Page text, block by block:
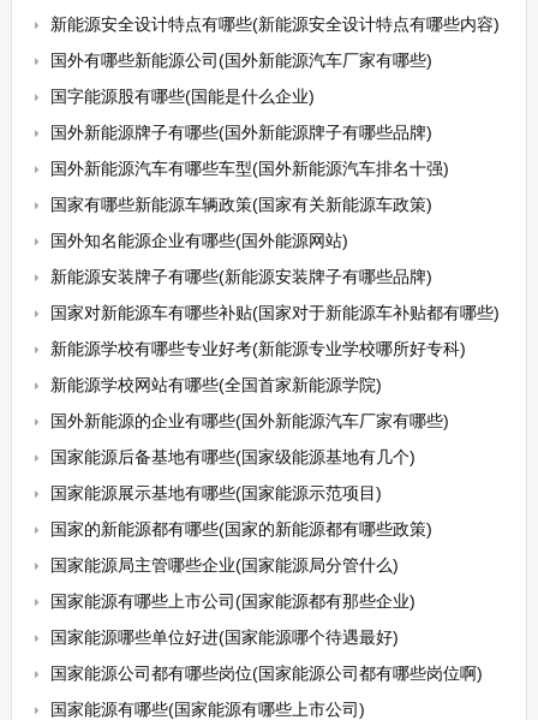
新能源安全设计特点有哪些(新能源安全设计特点有哪些内容)
国外有哪些新能源公司(国外新能源汽车厂家有哪些)
国字能源股有哪些(国能是什么企业)
国外新能源牌子有哪些(国外新能源牌子有哪些品牌)
国外新能源汽车有哪些车型(国外新能源汽车排名十强)
国家有哪些新能源车辆政策(国家有关新能源车政策)
国外知名能源企业有哪些(国外能源网站)
新能源安装牌子有哪些(新能源安装牌子有哪些品牌)
国家对新能源车有哪些补贴(国家对于新能源车补贴都有哪些)
新能源学校有哪些专业好考(新能源专业学校哪所好专科)
新能源学校网站有哪些(全国首家新能源学院)
国外新能源的企业有哪些(国外新能源汽车厂家有哪些)
国家能源后备基地有哪些(国家级能源基地有几个)
国家能源展示基地有哪些(国家能源示范项目)
国家的新能源都有哪些(国家的新能源都有哪些政策)
国家能源局主管哪些企业(国家能源局分管什么)
国家能源有哪些上市公司(国家能源都有那些企业)
国家能源哪些单位好进(国家能源哪个待遇最好)
国家能源公司都有哪些岗位(国家能源公司都有哪些岗位啊)
国家能源有哪些(国家能源有哪些上市公司)